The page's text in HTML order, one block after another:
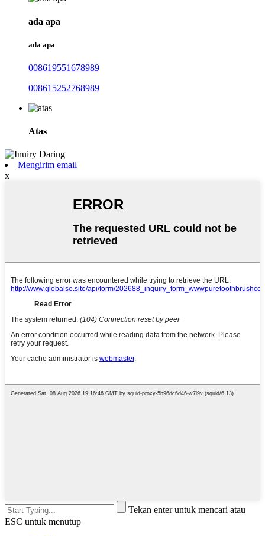
ada apa
ada apa
008619551678989
008615252768989
Atas
Mengirim email
x
Tekan enter untuk mencari atau
ESC untuk menutup